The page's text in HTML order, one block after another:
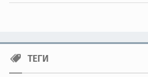
ТЕГИ